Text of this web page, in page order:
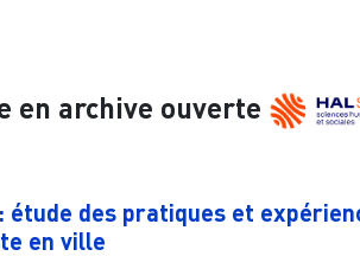
en archive ouverte
étude des pratiques et
en ville